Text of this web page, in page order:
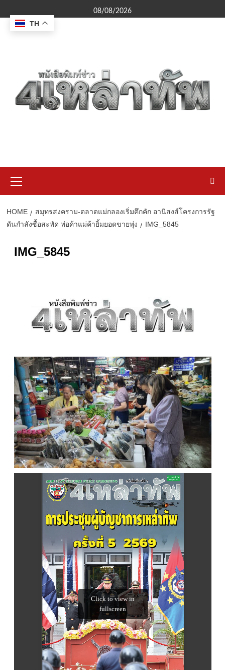
to
content
08/08/2026
Menu
HOME
สมุทรสงคราม-ตลาดแม่กลองเริ่มคึกคัก อานิสงส์โครงการรัฐ
ดันกำลังซื้อสะพัด พ่อค้าแม่ค้ายิ้มยอดขายพุ่ง
IMG_5845
IMG_5845
TH